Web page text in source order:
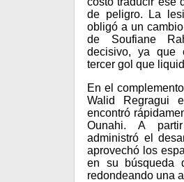
de peligro. La
obligó a un
de Soufiane
decisivo, ya que
tercer gol que
En el
Walid Regragui
encontró
Ounahi. A
administró el
aprovechó los
en su búsqueda
redondeando una